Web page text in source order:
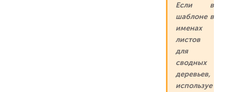
Если в
шаблоне в
именах
листов
для
сводных
деревьев,
используе